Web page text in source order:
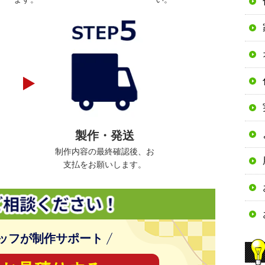
製作・発送
制作内容の最終確認後、お
支払をお願いします。
フが制作サポート